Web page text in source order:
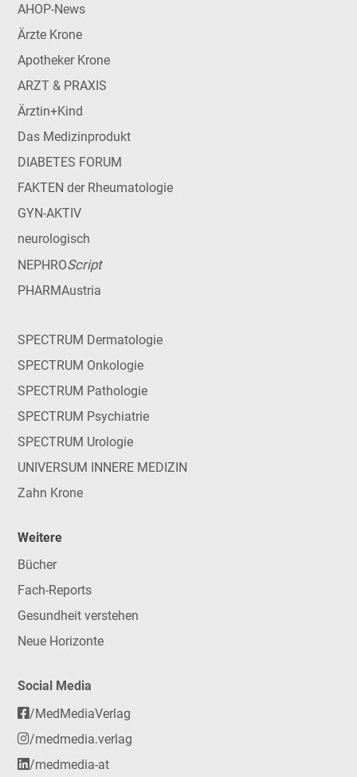
AHOP-News
Ärzte Krone
Apotheker Krone
ARZT & PRAXIS
Ärztin+Kind
Das Medizinprodukt
DIABETES FORUM
FAKTEN der Rheumatologie
GYN-AKTIV
neurologisch
NEPHROScript
PHARMAustria
SPECTRUM Dermatologie
SPECTRUM Onkologie
SPECTRUM Pathologie
SPECTRUM Psychiatrie
SPECTRUM Urologie
UNIVERSUM INNERE MEDIZIN
Zahn Krone
Weitere
Bücher
Fach-Reports
Gesundheit verstehen
Neue Horizonte
Social Media
/MedMediaVerlag
/medmedia.verlag
/medmedia-at